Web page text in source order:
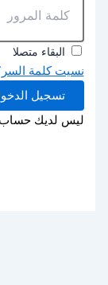
البقاء متصلا
نسيت كلمة
تسجيل
ليس لديك